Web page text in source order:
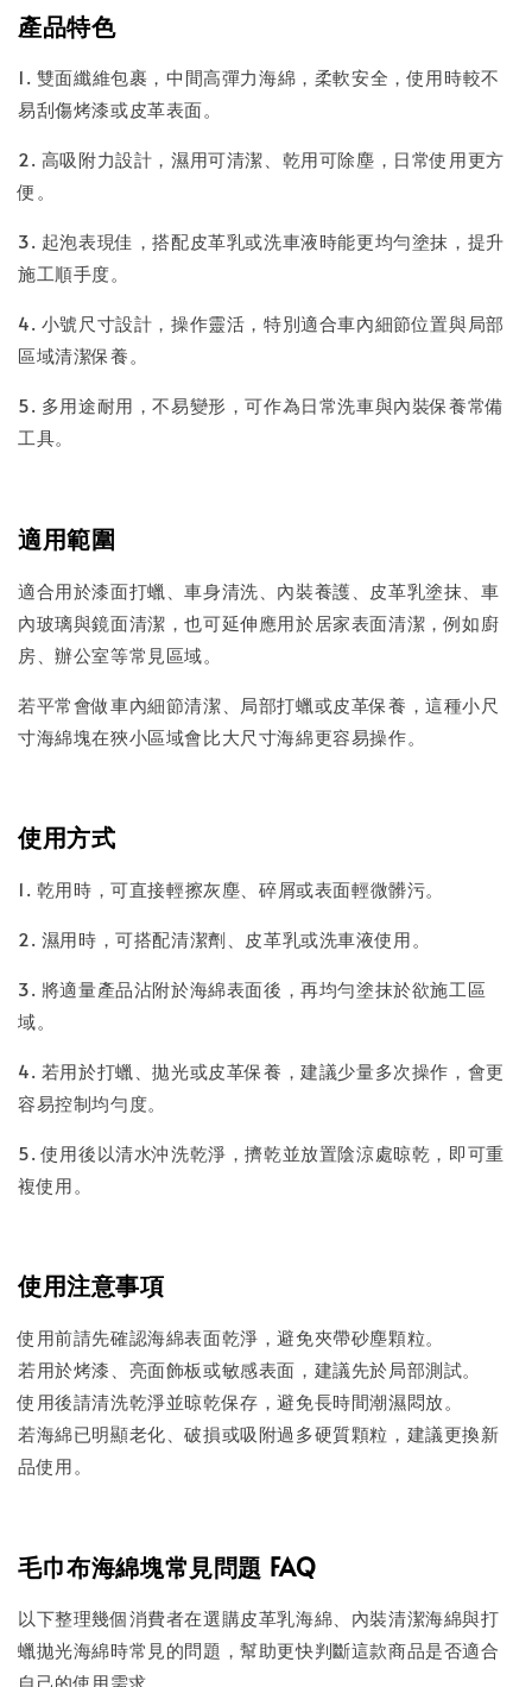
產品特色
1. 雙面纖維包裹，中間高彈力海綿，柔軟安全，使用時較不
易刮傷烤漆或皮革表面。
2. 高吸附力設計，濕用可清潔、乾用可除塵，日常使用更方
便。
3. 起泡表現佳，搭配皮革乳或洗車液時能更均勻塗抹，提升
施工順手度。
4. 小號尺寸設計，操作靈活，特別適合車內細節位置與局部
區域清潔保養。
5. 多用途耐用，不易變形，可作為日常洗車與內裝保養常備
工具。
適用範圍
適合用於漆面打蠟、車身清洗、內裝養護、皮革乳塗抹、車
內玻璃與鏡面清潔，也可延伸應用於居家表面清潔，例如廚
房、辦公室等常見區域。
若平常會做車內細節清潔、局部打蠟或皮革保養，這種小尺
寸海綿塊在狹小區域會比大尺寸海綿更容易操作。
使用方式
1. 乾用時，可直接輕擦灰塵、碎屑或表面輕微髒污。
2. 濕用時，可搭配清潔劑、皮革乳或洗車液使用。
3. 將適量產品沾附於海綿表面後，再均勻塗抹於欲施工區
域。
4. 若用於打蠟、拋光或皮革保養，建議少量多次操作，會更
容易控制均勻度。
5. 使用後以清水沖洗乾淨，擠乾並放置陰涼處晾乾，即可重
複使用。
使用注意事項
使用前請先確認海綿表面乾淨，避免夾帶砂塵顆粒。
若用於烤漆、亮面飾板或敏感表面，建議先於局部測試。
使用後請清洗乾淨並晾乾保存，避免長時間潮濕悶放。
若海綿已明顯老化、破損或吸附過多硬質顆粒，建議更換新
品使用。
毛巾布海綿塊常見問題 FAQ
以下整理幾個消費者在選購皮革乳海綿、內裝清潔海綿與打
蠟拋光海綿時常見的問題，幫助更快判斷這款商品是否適合
自己的使用需求。